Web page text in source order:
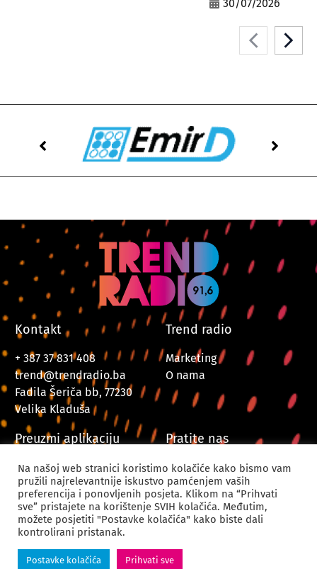
30/07/2026
Kontakt
+ 387 37 831 408
trend@trendradio.ba
Fadila Šeriča bb, 77230
Velika Kladuša
Trend radio
Marketing
O nama
Preuzmi aplikaciju Pratite nas
© 2024. Trend Radio Velika Kladuša. Sva prava zadržana.
Powered by
CODUS | Digital Creative Agency
Na našoj web stranici koristimo kolačiće kako bismo vam
pružili najrelevantnije iskustvo pamćenjem vaših
preferencija i ponovljenih posjeta. Klikom na “Prihvati
sve” pristajete na korištenje SVIH kolačića. Međutim,
možete posjetiti "Postavke kolačića" kako biste dali
kontrolirani pristanak.
Postavke kolačića Prihvati sve